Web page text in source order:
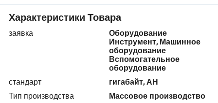
Характеристики Товара
заявка
Оборудование
Инструмент, Машинное
оборудование
Вспомогательное
оборудование
стандарт
гигабайт, АН
Тип производства
Массовое производство